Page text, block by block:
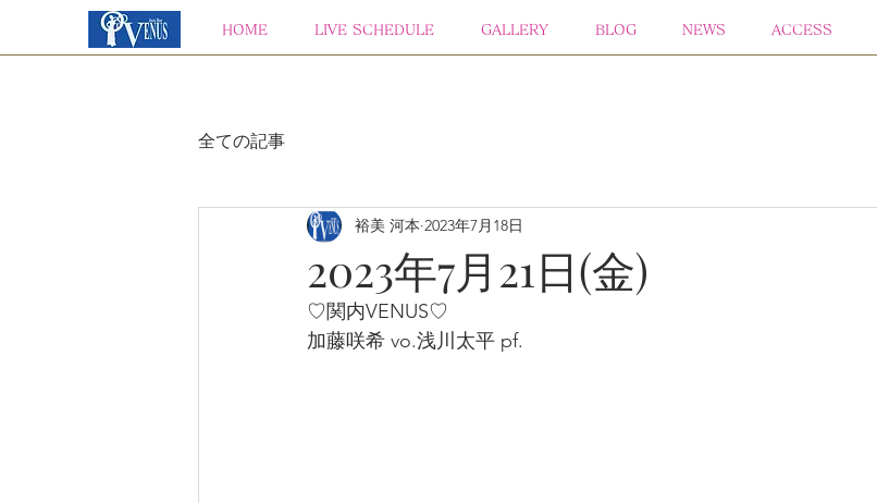
HOME LIVE SCHEDULE GALLERY BLOG NEWS ACCESS
全ての記事
2023年7月21日(金)
裕美 河本 2023年7月18日
♡関内VENUS♡
加藤咲希 vo.浅川太平 pf.